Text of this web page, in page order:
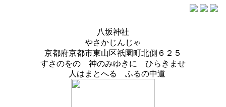
八坂神社
やさかじんじゃ
京都府京都市東山区祇園町北側６２５
すさのをの 神のみゆきに ひらきませ
人はまとへる ふるの中道